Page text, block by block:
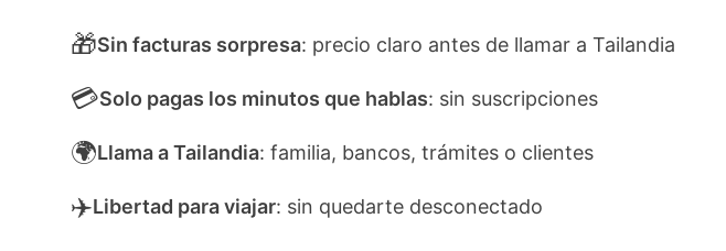
🎁Sin facturas sorpresa: precio claro antes de llamar a Tailandia
💳Solo pagas los minutos que hablas: sin suscripciones
🌍Llama a Tailandia: familia, bancos, trámites o clientes
✈️Libertad para viajar: sin quedarte desconectado